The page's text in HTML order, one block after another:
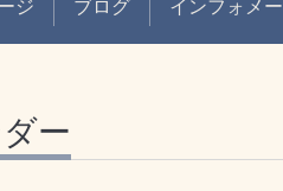
ジ ブログ インフォメ
ー